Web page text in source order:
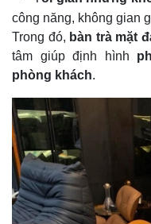
công năng, không gian
Trong đó, bàn trà mặt
tâm giúp định hình
phòng khách.